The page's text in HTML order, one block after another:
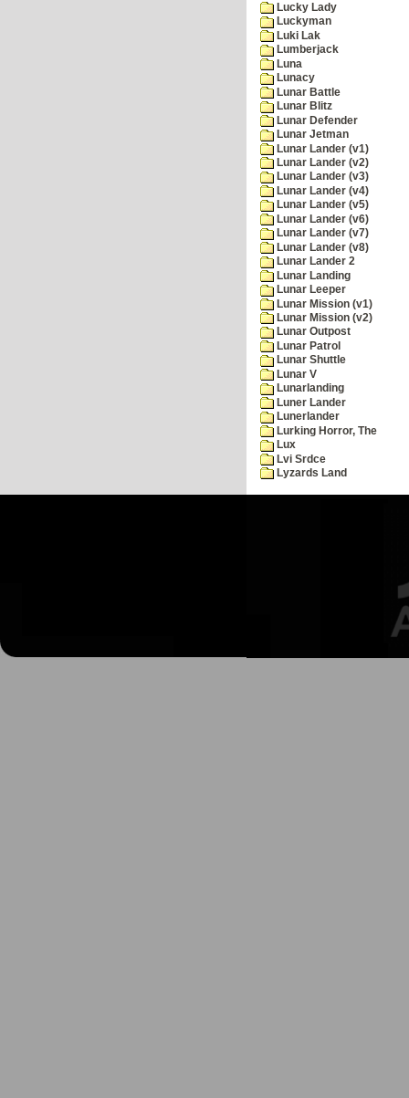
Lucky Lady
Luckyman
Luki Lak
Lumberjack
Luna
Lunacy
Lunar Battle
Lunar Blitz
Lunar Defender
Lunar Jetman
Lunar Lander (v1)
Lunar Lander (v2)
Lunar Lander (v3)
Lunar Lander (v4)
Lunar Lander (v5)
Lunar Lander (v6)
Lunar Lander (v7)
Lunar Lander (v8)
Lunar Lander 2
Lunar Landing
Lunar Leeper
Lunar Mission (v1)
Lunar Mission (v2)
Lunar Outpost
Lunar Patrol
Lunar Shuttle
Lunar V
Lunarlanding
Luner Lander
Lunerlander
Lurking Horror, The
Lux
Lvi Srdce
Lyzards Land